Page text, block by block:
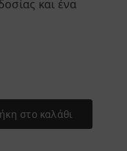
και ένα
στο καλάθι